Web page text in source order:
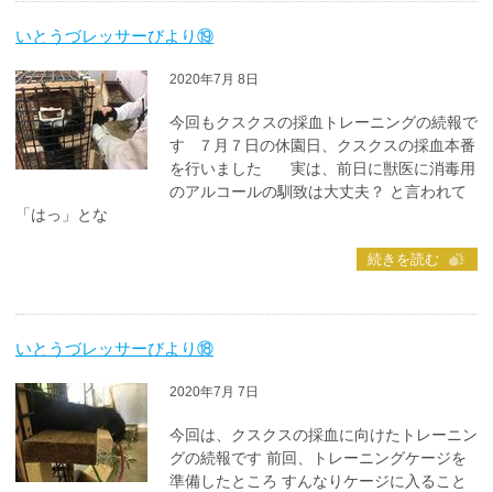
いとうづレッサーびより⑲
2020年7月 8日
今回もクスクスの採血トレーニングの続報で
す ７月７日の休園日、クスクスの採血本番
を行いました 実は、前日に獣医に消毒用
のアルコールの馴致は大丈夫？ と言われて
「はっ」とな
続きを読む
いとうづレッサーびより⑱
2020年7月 7日
今回は、クスクスの採血に向けたトレーニン
グの続報です 前回、トレーニングケージを
準備したところ すんなりケージに入ること